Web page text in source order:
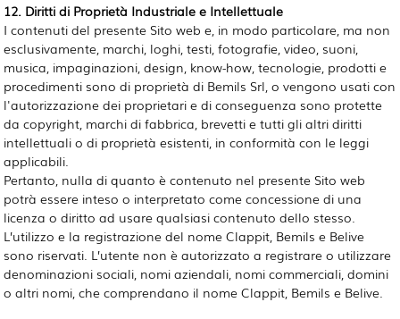
12. Diritti di Proprietà Industriale e Intellettuale
I contenuti del presente Sito web e, in modo particolare, ma non
esclusivamente, marchi, loghi, testi, fotografie, video, suoni,
musica, impaginazioni, design, know-how, tecnologie, prodotti e
procedimenti sono di proprietà di Bemils Srl, o vengono usati con
l'autorizzazione dei proprietari e di conseguenza sono protette
da copyright, marchi di fabbrica, brevetti e tutti gli altri diritti
intellettuali o di proprietà esistenti, in conformità con le leggi
applicabili.
Pertanto, nulla di quanto è contenuto nel presente Sito web
potrà essere inteso o interpretato come concessione di una
licenza o diritto ad usare qualsiasi contenuto dello stesso.
L’utilizzo e la registrazione del nome Clappit, Bemils e Belive
sono riservati. L’utente non è autorizzato a registrare o utilizzare
denominazioni sociali, nomi aziendali, nomi commerciali, domini
o altri nomi, che comprendano il nome Clappit, Bemils e Belive.